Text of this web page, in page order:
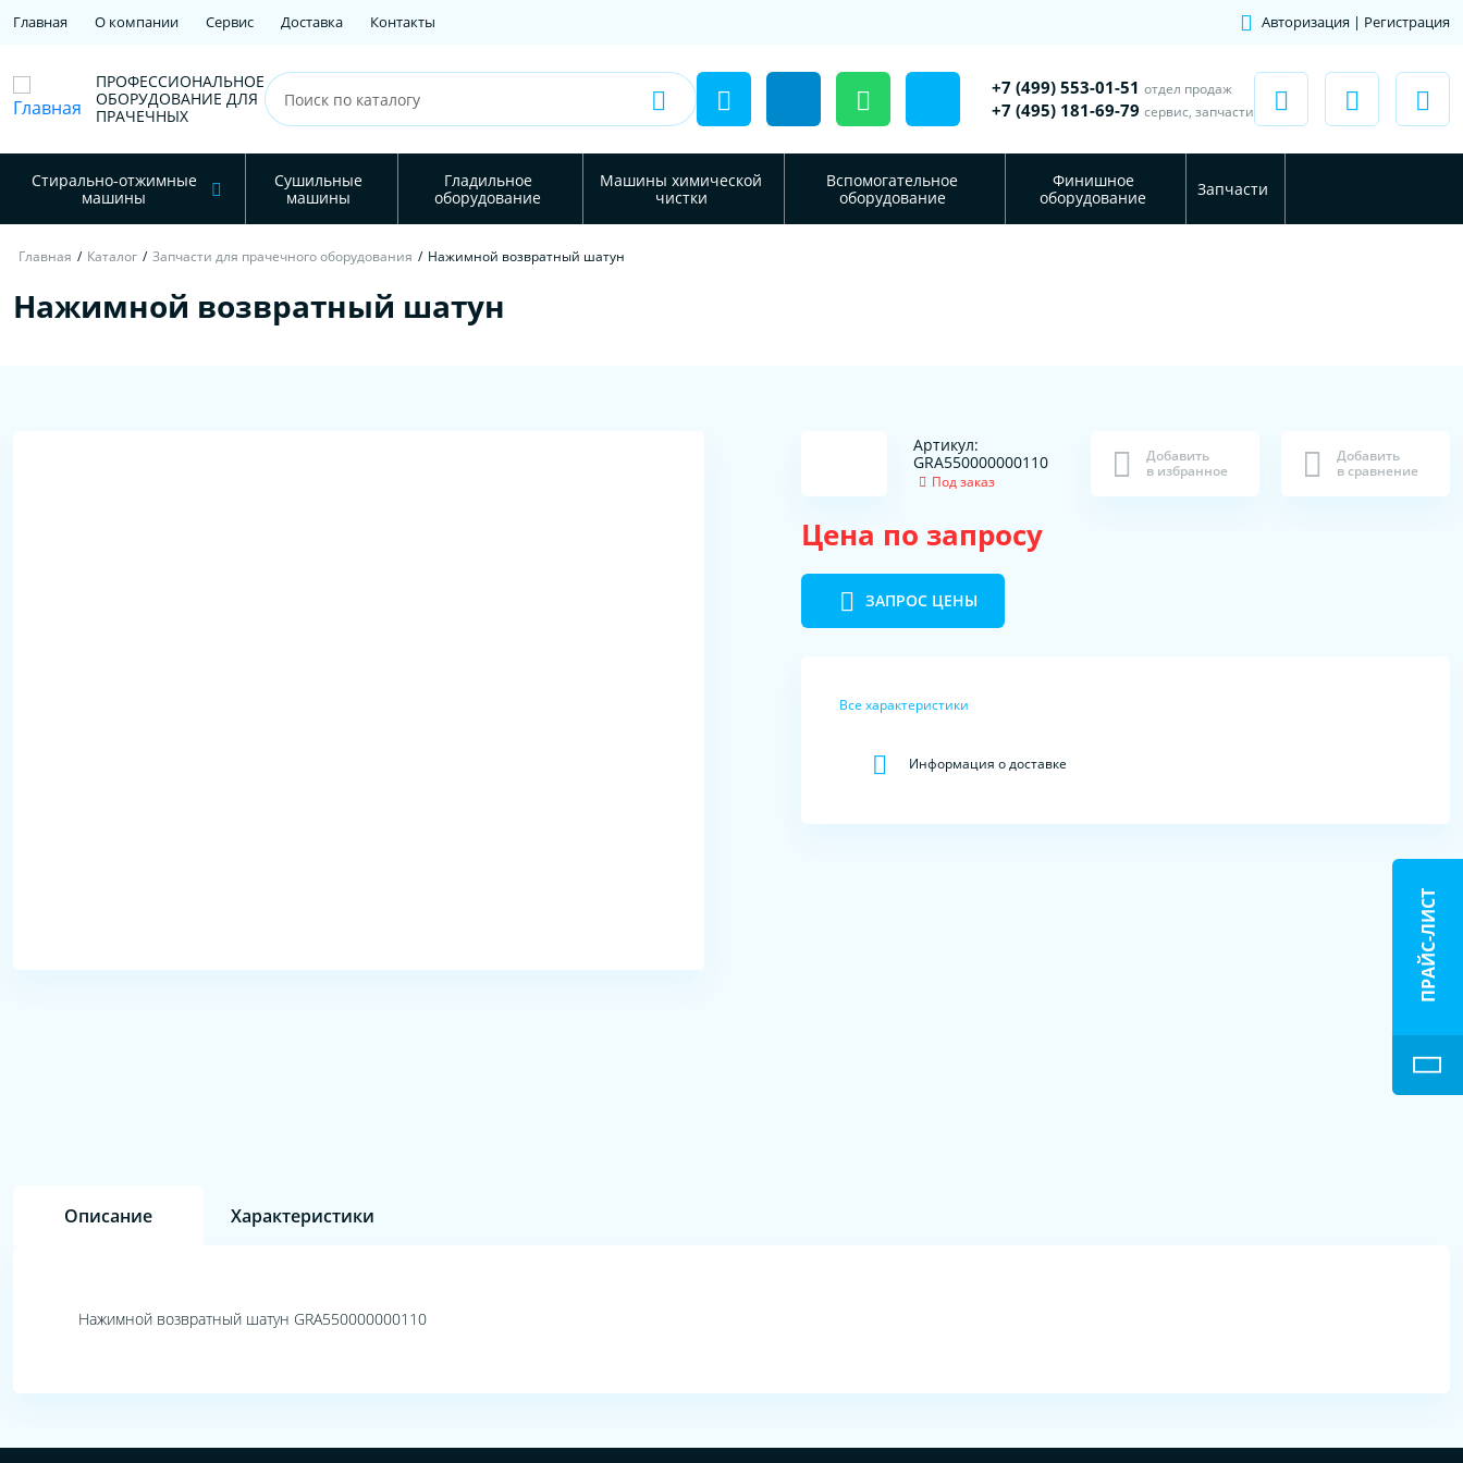
Главная О компании Сервис Доставка Контакты Авторизация | Регистрация
ПРОФЕССИОНАЛЬНОЕ
ОБОРУДОВАНИЕ ДЛЯ
ПРАЧЕЧНЫХ
+7 (499) 553-01-51 отдел продаж
+7 (495) 181-69-79 сервис, запчасти
Стирально-отжимные
машины
Сушильные
машины
Гладильное
оборудование
Машины химической
чистки
Вспомогательное
оборудование
Финишное
оборудование
Запчасти
Главная / Каталог / Запчасти для прачечного оборудования / Нажимной возвратный шатун
Нажимной возвратный шатун
Артикул:
GRA550000000110
Под заказ
Добавить
в избранное
Добавить
в сравнение
Цена по запросу
ЗАПРОС ЦЕНЫ
Все характеристики
Информация о доставке
Описание Характеристики
Нажимной возвратный шатун GRA550000000110
ПРАЙС-ЛИСТ